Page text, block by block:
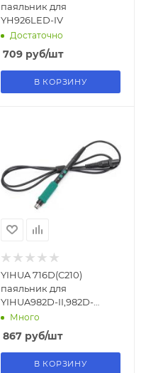
паяльник для
YH926LED-IV
Достаточно
709руб/шт
В КОРЗИНУ
YIHUA 716D(C210)
паяльник для
YIHUA982D-II,982D-
III,982D-I PRO,992D-
III,992D-II,982D SE,948D-
V
Много
867руб/шт
В КОРЗИНУ